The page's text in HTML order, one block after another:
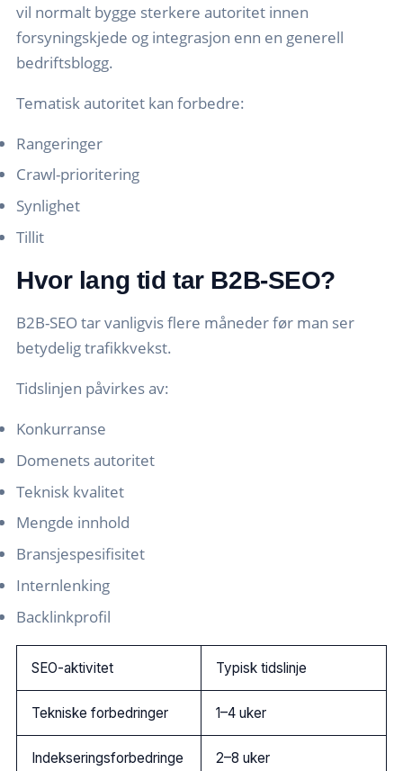
vil normalt bygge sterkere autoritet innen
forsyningskjede og integrasjon enn en generell
bedriftsblogg.
Tematisk autoritet kan forbedre:
Rangeringer
Crawl-prioritering
Synlighet
Tillit
Hvor lang tid tar B2B-SEO?
B2B-SEO tar vanligvis flere måneder før man ser
betydelig trafikkvekst.
Tidslinjen påvirkes av:
Konkurranse
Domenets autoritet
Teknisk kvalitet
Mengde innhold
Bransjespesifisitet
Internlenking
Backlinkprofil
SEO-aktivitet Typisk tidslinje
Tekniske forbedringer 1–4 uker
Indekseringsforbedringe 2–8 uker